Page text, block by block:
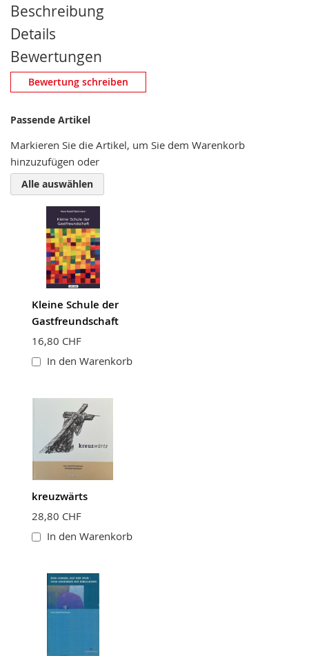
Beschreibung
Details
Bewertungen
Eigene Bewertung schreiben
Nickname
Zusammenfassung
Bewertung
Bewertung schreiben
Passende Artikel
Markieren Sie die Artikel, um Sie dem Warenkorb
hinzuzufügen oder
Alle auswählen
Kleine Schule der
Gastfreundschaft
16,80 CHF
In den Warenkorb
kreuzwärts
28,80 CHF
In den Warenkorb